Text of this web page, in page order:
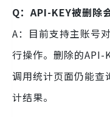
Q：API-KEY被删除
A：目前支持主账号
行操作。删除的API-
调用统计页面仍能查
计结果。